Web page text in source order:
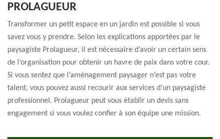
PROLAGUEUR
Transformer un petit espace en un jardin est possible si vous
savez vous y prendre. Selon les explications apportées par le
paysagiste Prolagueur, il est nécessaire d’avoir un certain sens
de l’organisation pour obtenir un havre de paix dans votre cour.
Si vous sentez que l’aménagement paysager n’est pas votre
talent, vous pouvez aussi recourir aux services d’un paysagiste
professionnel. Prolagueur peut vous établir un devis sans
engagement si vous voulez confier à son équipe une mission.